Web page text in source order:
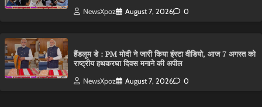
NewsXpoz August 7, 2026 0
हैंडलूम डे : PM मोदी ने जारी किया इंस्टा वीडियो, आज 7 अगस्त को
राष्ट्रीय हथकरघा दिवस मनाने की अपील
NewsXpoz August 7, 2026 0